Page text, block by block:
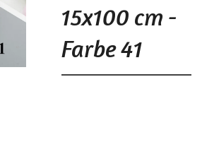
15x100 cm -
Farbe 41